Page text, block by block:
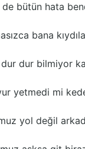
de bütün hata
bana
dur bilmiyor
yetmedi mi
yol değil